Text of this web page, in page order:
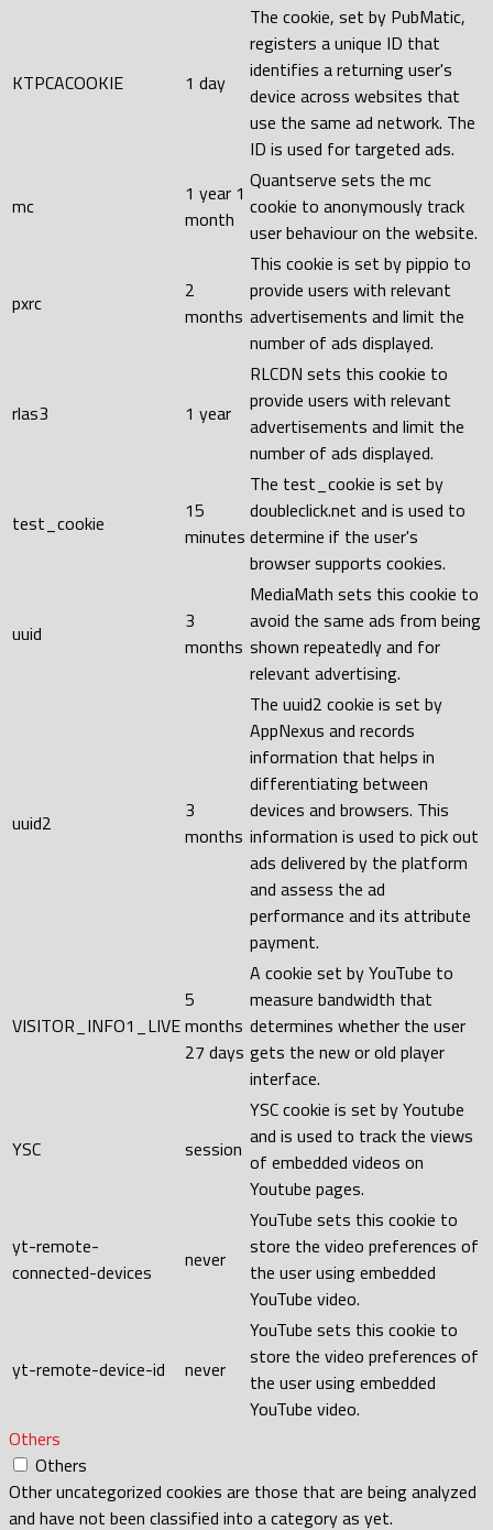
KTPCACOOKIE 1 day
The cookie, set by PubMatic,
registers a unique ID that
identifies a returning user's
device across websites that
use the same ad network. The
ID is used for targeted ads.
mc
1 year 1
month
Quantserve sets the mc
cookie to anonymously track
user behaviour on the website.
pxrc
2
months
This cookie is set by pippio to
provide users with relevant
advertisements and limit the
number of ads displayed.
rlas3 1 year
RLCDN sets this cookie to
provide users with relevant
advertisements and limit the
number of ads displayed.
test_cookie
15
minutes
The test_cookie is set by
doubleclick.net and is used to
determine if the user's
browser supports cookies.
uuid
3
months
MediaMath sets this cookie to
avoid the same ads from being
shown repeatedly and for
relevant advertising.
uuid2
3
months
The uuid2 cookie is set by
AppNexus and records
information that helps in
differentiating between
devices and browsers. This
information is used to pick out
ads delivered by the platform
and assess the ad
performance and its attribute
payment.
VISITOR_INFO1_LIVE
5
months
27 days
A cookie set by YouTube to
measure bandwidth that
determines whether the user
gets the new or old player
interface.
YSC session
YSC cookie is set by Youtube
and is used to track the views
of embedded videos on
Youtube pages.
yt-remote-
connected-devices
never
YouTube sets this cookie to
store the video preferences of
the user using embedded
YouTube video.
yt-remote-device-id never
YouTube sets this cookie to
store the video preferences of
the user using embedded
YouTube video.
Others
Others
Other uncategorized cookies are those that are being analyzed
and have not been classified into a category as yet.